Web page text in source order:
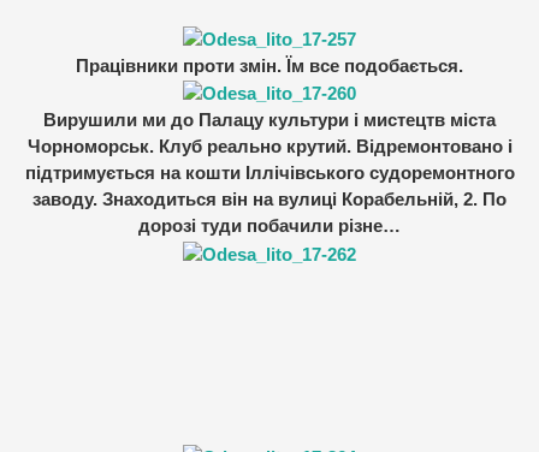
Працівники проти змін. Їм все подобається.
Вирушили ми до Палацу культури і мистецтв міста
Чорноморськ. Клуб реально крутий. Відремонтовано і
підтримується на кошти Іллічівського судоремонтного
заводу. Знаходиться він на вулиці Корабельній, 2. По
дорозі туди побачили різне…